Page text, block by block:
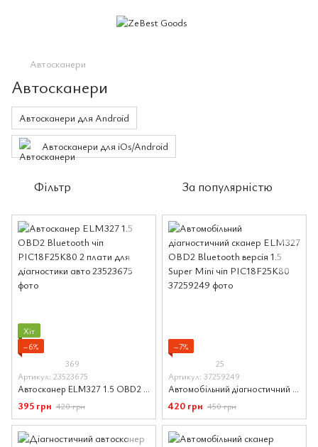
Автосканери
Автосканери
Автосканери для Android
Автосканери для iOs/Android
Фільтр За популярністю
Хіт
−6%
369
Артикул: 23523675
Автосканер ELM327 1.5 OBD2 Bluetooth чіп PIC18F25K80 2 плати для діагностики авто
395 грн 420 грн
−7%
25
Артикул: 37259249
Автомобільний діагностичний сканер ELM327 OBD2 Bluetooth версія 1.5 Super Mini чіп PIC18F25K80
420 грн 450 грн